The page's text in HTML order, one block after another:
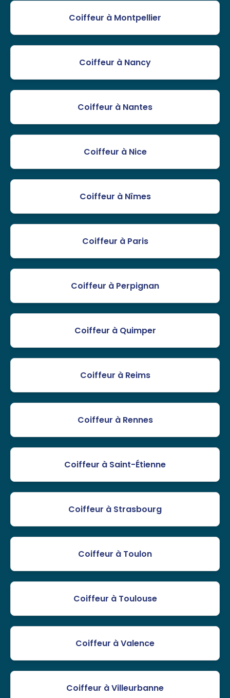
Coiffeur à Montpellier
Coiffeur à Nancy
Coiffeur à Nantes
Coiffeur à Nice
Coiffeur à Nîmes
Coiffeur à Paris
Coiffeur à Perpignan
Coiffeur à Quimper
Coiffeur à Reims
Coiffeur à Rennes
Coiffeur à Saint-Étienne
Coiffeur à Strasbourg
Coiffeur à Toulon
Coiffeur à Toulouse
Coiffeur à Valence
Coiffeur à Villeurbanne